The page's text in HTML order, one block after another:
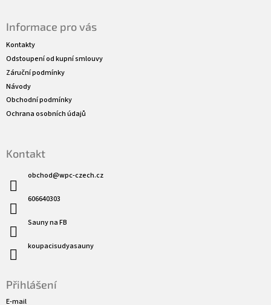
Informace pro vás
Kontakty
Odstoupení od kupní smlouvy
Záruční podmínky
Návody
Obchodní podmínky
Ochrana osobních údajů
Kontakt
obchod@wpc-czech.cz
606640303
Sauny na FB
koupacisudyasauny
Přihlášení
E-mail